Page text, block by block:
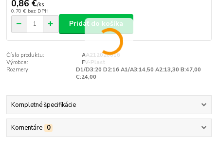
0,86 €/ks
0,70 € bez DPH
Pridať do košíka
Číslo produktu:
AA212020016
Výrobca:
FV-Plast
Rozmery:
D1/D3:20 D2:16 A1/A3:14,50 A2:13,30 B:47,00
C:24,00
Kompletné špecifikácie
Komentáre 0